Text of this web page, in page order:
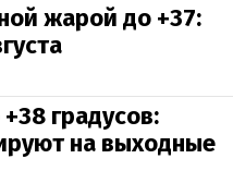
жарой до +37:
градусов:
на выходные